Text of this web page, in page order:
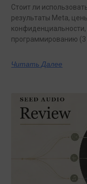
Стоит ли
результаты Meta,
конфиденциальности,
программированию
Читать Далее